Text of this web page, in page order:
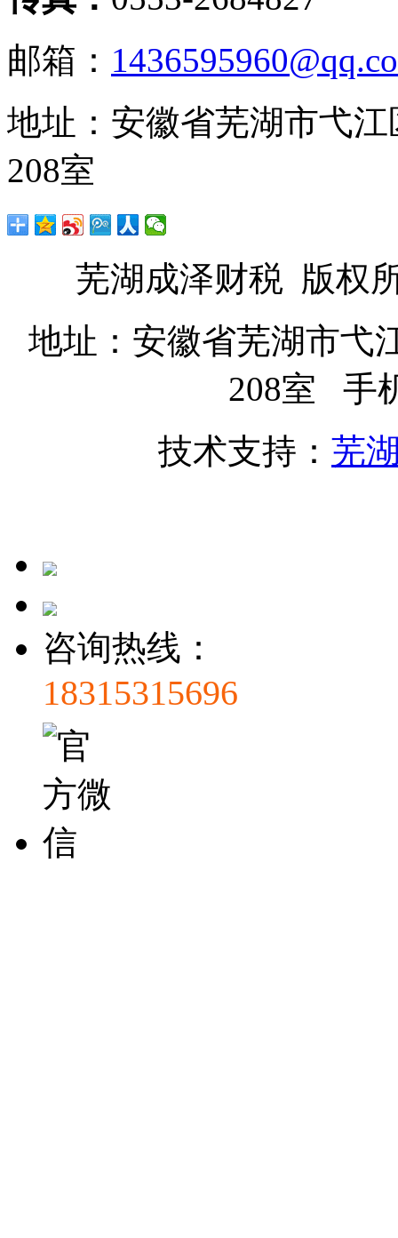
邮箱：
地址：安徽省芜湖市弋
208室
芜湖成泽财税 版权
地址：安徽省芜湖市弋
208室 手
技术支持： 芜
咨询热线：
18315315696